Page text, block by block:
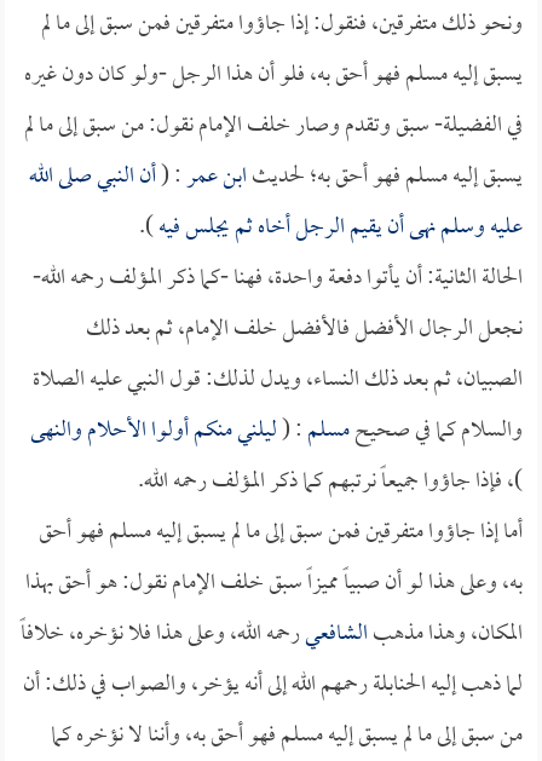
ونحو ذلك متفرقين، فنقول: إذا جاؤوا متفرقين فمن سبق إلى ما لم
يسبق إليه مسلم فهو أحق به، فلو أن هذا الرجل -ولو كان دون غيره
في الفضيلة- سبق وتقدم وصار خلف الإمام نقول: من سبق إلى ما لم
يسبق إليه مسلم فهو أحق به؛ لحديثابن عمر: (أن النبي صلى الله
عليه وسلم نهى أن يقيم الرجل أخاه ثم يجلس فيه).
الحالة الثانية: أن يأتوا دفعة واحدة، فهنا -كما ذكر المؤلف رحمه الله-
نجعل الرجال الأفضل فالأفضل خلف الإمام، ثم بعد ذلك
الصبيان، ثم بعد ذلك النساء، ويدل لذلك: قول النبي عليه الصلاة
والسلام كما في صحيحمسلم: (ليلني منكم أولوا الأحلام والنهى
)، فإذا جاؤوا جميعاً نرتبهم كما ذكر المؤلف رحمه الله.
أما إذا جاؤوا متفرقين فمن سبق إلى ما لم يسبق إليه مسلم فهو أحق
به، وعلى هذا لو أن صبياً مميزاً سبق خلف الإمام نقول: هو أحق بهذا
المكان، وهذا مذهبالشافعيرحمه الله، وعلى هذا فلا نؤخره، خلافاً
لما ذهب إليه الحنابلة رحمهم الله إلى أنه يؤخر، والصواب في ذلك: أن
من سبق إلى ما لم يسبق إليه مسلم فهو أحق به، وأننا لا نؤخره كما